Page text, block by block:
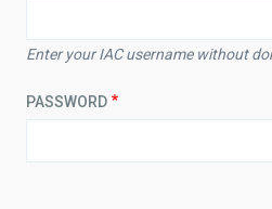
Enter your IAC username without
PASSWORD